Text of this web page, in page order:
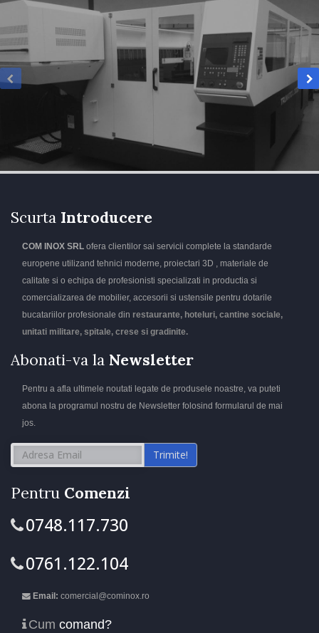
Scurta Introducere
COM INOX SRL ofera clientilor sai servicii complete la standarde
europene utilizand tehnici moderne, proiectari 3D , materiale de
calitate si o echipa de profesionisti specializati in productia si
comercializarea de mobilier, accesorii si ustensile pentru dotarile
bucatariilor profesionale din restaurante, hoteluri, cantine sociale,
unitati militare, spitale, crese si gradinite.
Abonati-va la Newsletter
Pentru a afla ultimele noutati legate de produsele noastre, va puteti
abona la programul nostru de Newsletter folosind formularul de mai
jos.
Trimite!
Pentru Comenzi
0748.117.730
0761.122.104
Email: comercial@cominox.ro
Cum comand?